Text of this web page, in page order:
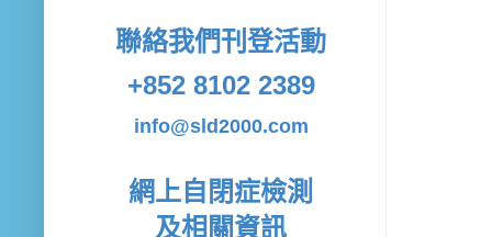
聯絡我們刊登活動
+852 8102 2389
info@sld2000.com
網上自閉症檢測
及相關資訊